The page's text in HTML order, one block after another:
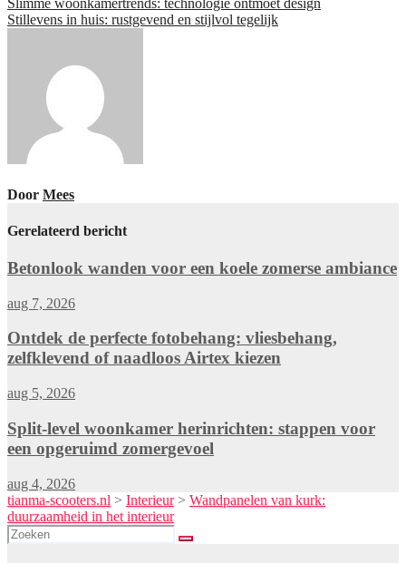
Slimme woonkamertrends: technologie ontmoet design
Stillevens in huis: rustgevend en stijlvol tegelijk
Door Mees
Gerelateerd bericht
Betonlook wanden voor een koele zomerse ambiance
aug 7, 2026
Ontdek de perfecte fotobehang: vliesbehang,
zelfklevend of naadloos Airtex kiezen
aug 5, 2026
Split-level woonkamer herinrichten: stappen voor
een opgeruimd zomergevoel
aug 4, 2026
tianma-scooters.nl > Interieur> Wandpanelen van kurk:
duurzaamheid in het interieur